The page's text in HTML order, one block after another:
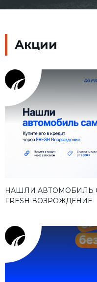
Акции
НАШЛИ АВТОМОБИЛЬ
FRESH ВОЗРОЖДЕНИЕ